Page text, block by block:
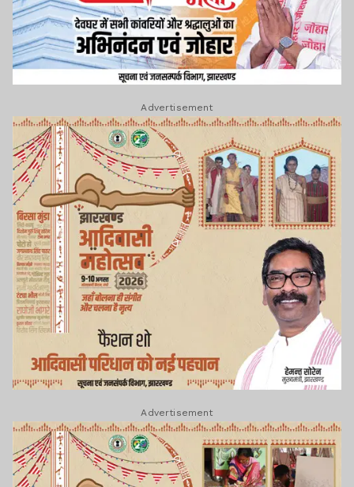
Advertisement
Advertisement